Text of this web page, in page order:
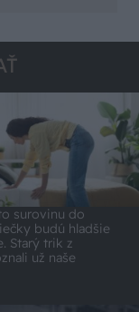
surovinu do
budú hladšie
Starý trik z
už naše